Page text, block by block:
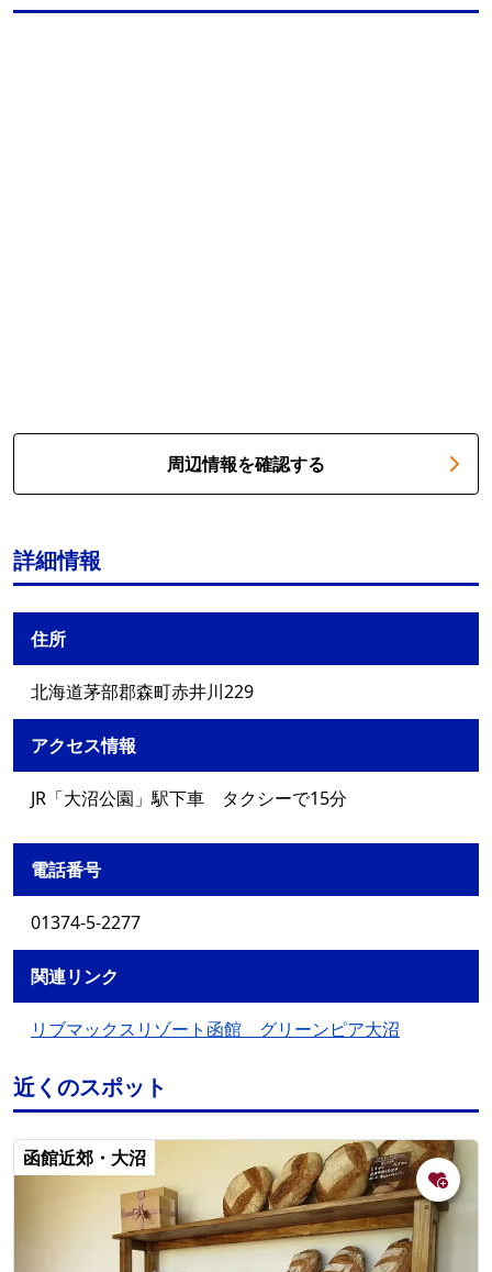
周辺情報を確認する
詳細情報
住所
北海道茅部郡森町赤井川229
アクセス情報
JR「大沼公園」駅下車 タクシーで15分
電話番号
01374-5-2277
関連リンク
リブマックスリゾート函館 グリーンピア大沼
近くのスポット
函館近郊・大沼